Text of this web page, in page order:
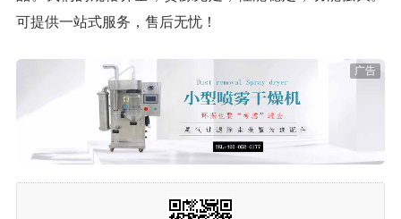
可提供一站式服务，售后无忧！
广告